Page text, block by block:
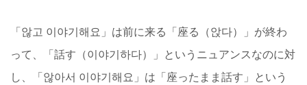
「않고 이야기해요」は前に来る「座る（앉다）」が終わ
って、「話す（이야기하다）」というニュアンスなのに対
し、「않아서 이야기해요」は「座ったまま話す」という